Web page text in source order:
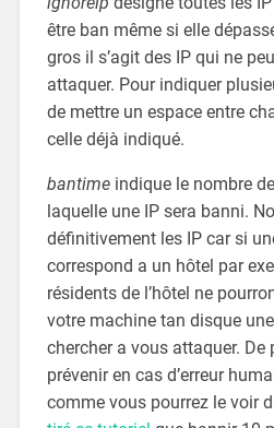
être ban même si elle
gros il s’agit des IP qui ne
attaquer. Pour indiquer
de mettre un espace entre
celle déjà indiqué.
bantime indique le nombre
laquelle une IP sera banni.
définitivement les IP car si
correspond a un hôtel par
résidents de l’hôtel ne
votre machine tan disque
chercher a vous attaquer. De
prévenir en cas d’erreur
comme vous pourrez le voir